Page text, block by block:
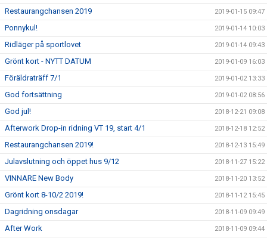
Restaurangchansen 2019 2019-01-15 09:47
Ponnykul! 2019-01-14 10:03
Ridläger på sportlovet 2019-01-14 09:43
Grönt kort - NYTT DATUM 2019-01-09 16:03
Föräldraträff 7/1 2019-01-02 13:33
God fortsättning 2019-01-02 08:56
God jul! 2018-12-21 09:08
Afterwork Drop-in ridning VT 19, start 4/1 2018-12-18 12:52
Restaurangchansen 2019! 2018-12-13 15:49
Julavslutning och öppet hus 9/12 2018-11-27 15:22
VINNARE New Body 2018-11-20 13:52
Grönt kort 8-10/2 2019! 2018-11-12 15:45
Dagridning onsdagar 2018-11-09 09:49
After Work 2018-11-09 09:44